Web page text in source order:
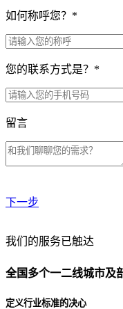
如何称呼您？ *
您的联系方式是？ *
留言
下一步
贵公司预算范围是？
贵公司的团队规模是？
我们的服务已触达
全国多个一二线城市及
定义行业标准的决心